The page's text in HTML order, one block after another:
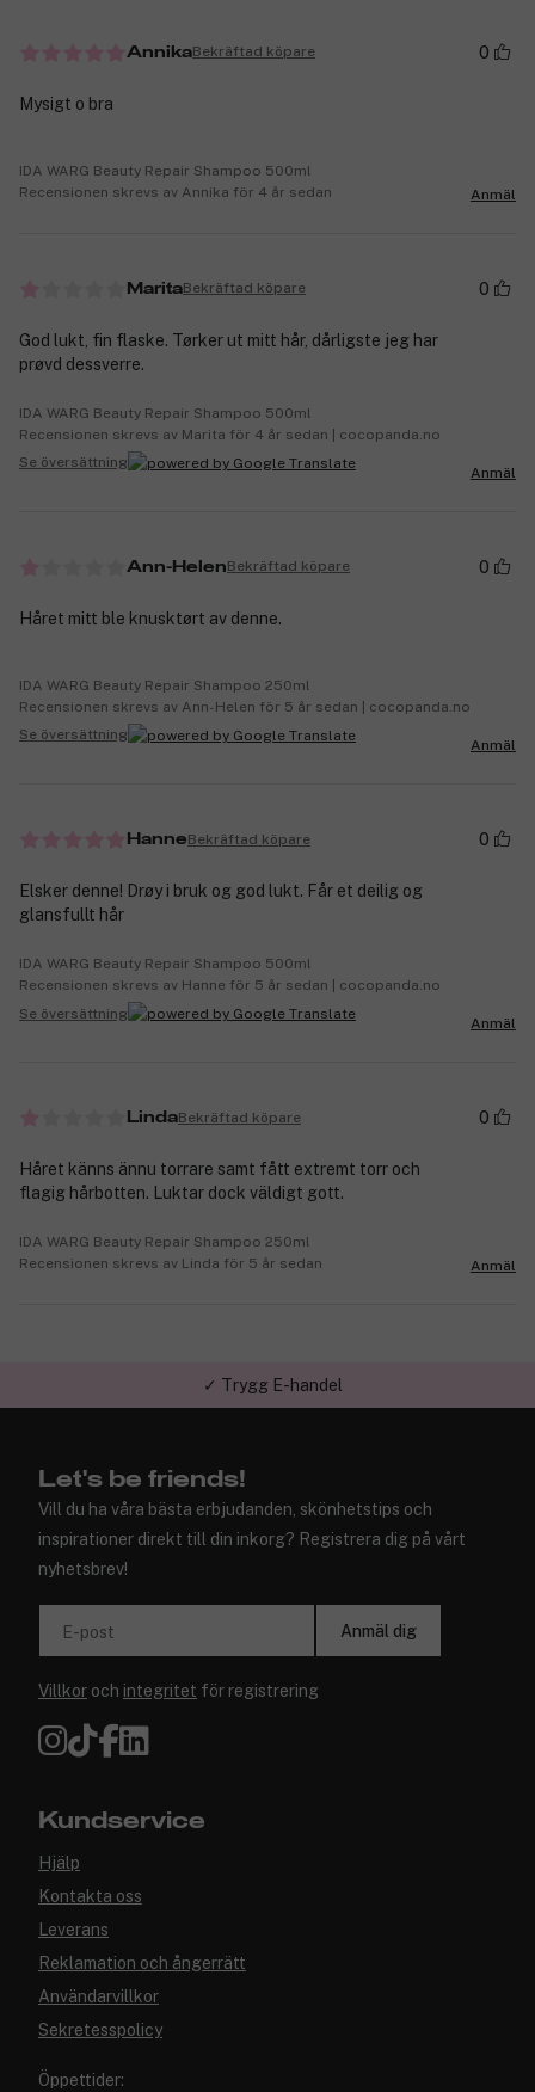
AnnikaBekräftad köpare 0
Mysigt o bra
IDA WARG Beauty Repair Shampoo 500ml
Recensionen skrevs av Annika för 4 år sedan
Anmäl
MaritaBekräftad köpare 0
God lukt, fin flaske. Tørker ut mitt hår, dårligste jeg har
prøvd dessverre.
IDA WARG Beauty Repair Shampoo 500ml
Recensionen skrevs av Marita för 4 år sedan | cocopanda.no
Se översättning
Anmäl
Ann-HelenBekräftad köpare 0
Håret mitt ble knusktørt av denne.
IDA WARG Beauty Repair Shampoo 250ml
Recensionen skrevs av Ann-Helen för 5 år sedan | cocopanda.no
Se översättning
Anmäl
HanneBekräftad köpare 0
Elsker denne! Drøy i bruk og god lukt. Får et deilig og
glansfullt hår
IDA WARG Beauty Repair Shampoo 500ml
Recensionen skrevs av Hanne för 5 år sedan | cocopanda.no
Se översättning
Anmäl
LindaBekräftad köpare 0
Håret känns ännu torrare samt fått extremt torr och
flagig hårbotten. Luktar dock väldigt gott.
IDA WARG Beauty Repair Shampoo 250ml
Recensionen skrevs av Linda för 5 år sedan
Anmäl
✓ Trygg E-handel
Let's be friends!
Vill du ha våra bästa erbjudanden, skönhetstips och
inspirationer direkt till din inkorg? Registrera dig på vårt
nyhetsbrev!
E-post Anmäl dig
Villkor och integritet för registrering
Kundservice
Hjälp
Kontakta oss
Leverans
Reklamation och ångerrätt
Användarvillkor
Sekretesspolicy
Öppettider: